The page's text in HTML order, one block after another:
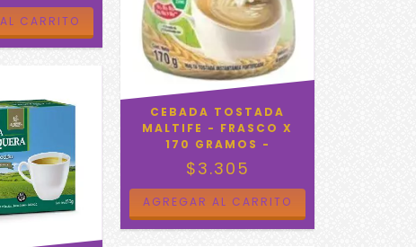
CEBADA TOSTADA
MALTIFE - FRASCO X
170 GRAMOS -
$3.305